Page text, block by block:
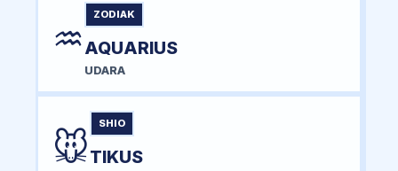
♒
ZODIAK
AQUARIUS
UDARA
🐭
SHIO
TIKUS